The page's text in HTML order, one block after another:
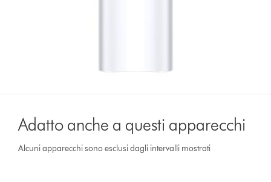
Adatto anche a questi apparecchi
Alcuni apparecchi sono esclusi dagli intervalli mostrati